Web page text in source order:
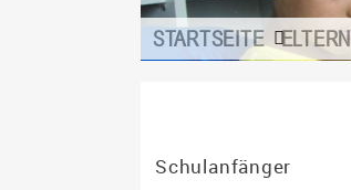
STARTSEITE ELTERN
Schulanfänger